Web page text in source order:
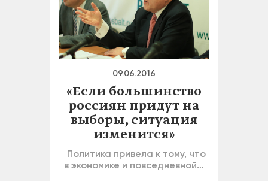
09.06.2016
«Если большинство
россиян придут на
выборы, ситуация
изменится»
Политика привела к тому, что
в экономике и повседневной…